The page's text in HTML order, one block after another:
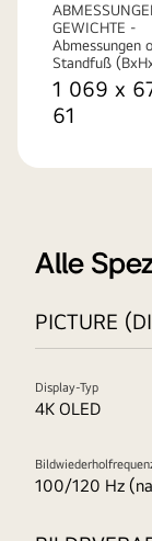
GEWICHTE -
Abmessungen
Standfuß
1 069 x
61
Alle
PICTURE
Display-Typ
4K OLED
100/120 Hz